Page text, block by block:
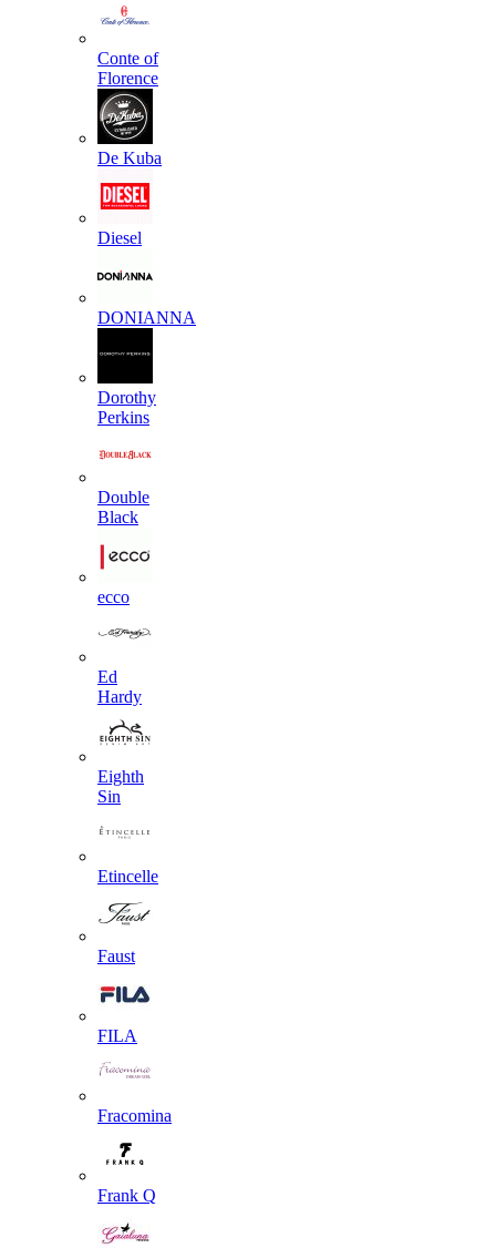
Conte of
Florence
De Kuba
Diesel
DONIANNA
Dorothy
Perkins
Double
Black
ecco
Ed
Hardy
Eighth
Sin
Etincelle
Faust
FILA
Fracomina
Frank Q